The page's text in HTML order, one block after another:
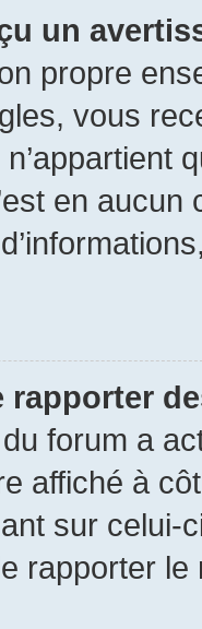
un
propre
vous
en
forum a
affiché à
sur
rapporter le